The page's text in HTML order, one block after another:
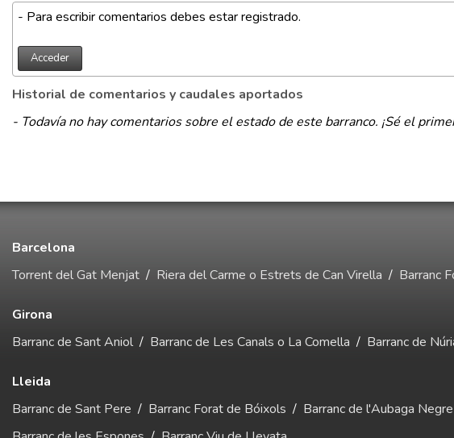
- Para escribir comentarios debes estar registrado.
Acceder
Historial de comentarios y caudales aportados
- Todavía no hay comentarios sobre el estado de este barranco. ¡Sé el
Barcelona
Torrent del Gat Menjat / Riera del Carme o Estrets de Can Virella / Barranc
Girona
Barranc de Sant Aniol/ Barranc de Les Canals o La Comella / Barranc de
Lleida
Barranc de Sant Pere / Barranc Forat de Bóixols / Barranc de l'Aubaga Negre